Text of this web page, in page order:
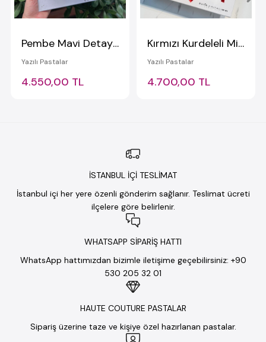
Pembe Mavi Detaylı Yazılı Pasta
Yazılı Pastalar
4.550,00 TL
Kırmızı Kurdeleli Mini Kalpli Kraliçe Pastası
Yazılı Pastalar
4.700,00 TL
İSTANBUL İÇİ TESLİMAT
İstanbul içi her yere özenli gönderim sağlanır. Teslimat ücreti
ilçelere göre belirlenir.
WHATSAPP SİPARİŞ HATTI
WhatsApp hattımızdan bizimle iletişime geçebilirsiniz: +90
530 205 32 01
HAUTE COUTURE PASTALAR
Sipariş üzerine taze ve kişiye özel hazırlanan pastalar.